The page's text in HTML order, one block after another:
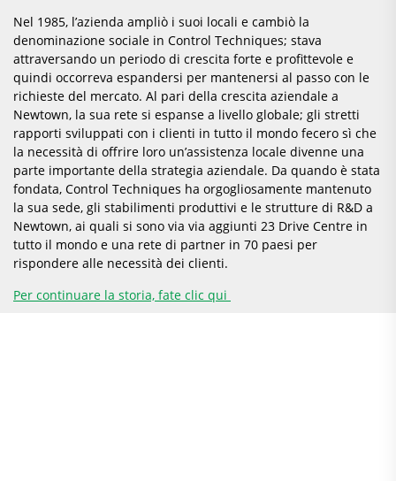
Nel 1985, l’azienda ampliò i suoi locali e cambiò la
denominazione sociale in Control Techniques; stava
attraversando un periodo di crescita forte e profittevole e
quindi occorreva espandersi per mantenersi al passo con le
richieste del mercato. Al pari della crescita aziendale a
Newtown, la sua rete si espanse a livello globale; gli stretti
rapporti sviluppati con i clienti in tutto il mondo fecero sì che
la necessità di offrire loro un’assistenza locale divenne una
parte importante della strategia aziendale. Da quando è stata
fondata, Control Techniques ha orgogliosamente mantenuto
la sua sede, gli stabilimenti produttivi e le strutture di R&D a
Newtown, ai quali si sono via via aggiunti 23 Drive Centre in
tutto il mondo e una rete di partner in 70 paesi per
rispondere alle necessità dei clienti.
Per continuare la storia, fate clic qui